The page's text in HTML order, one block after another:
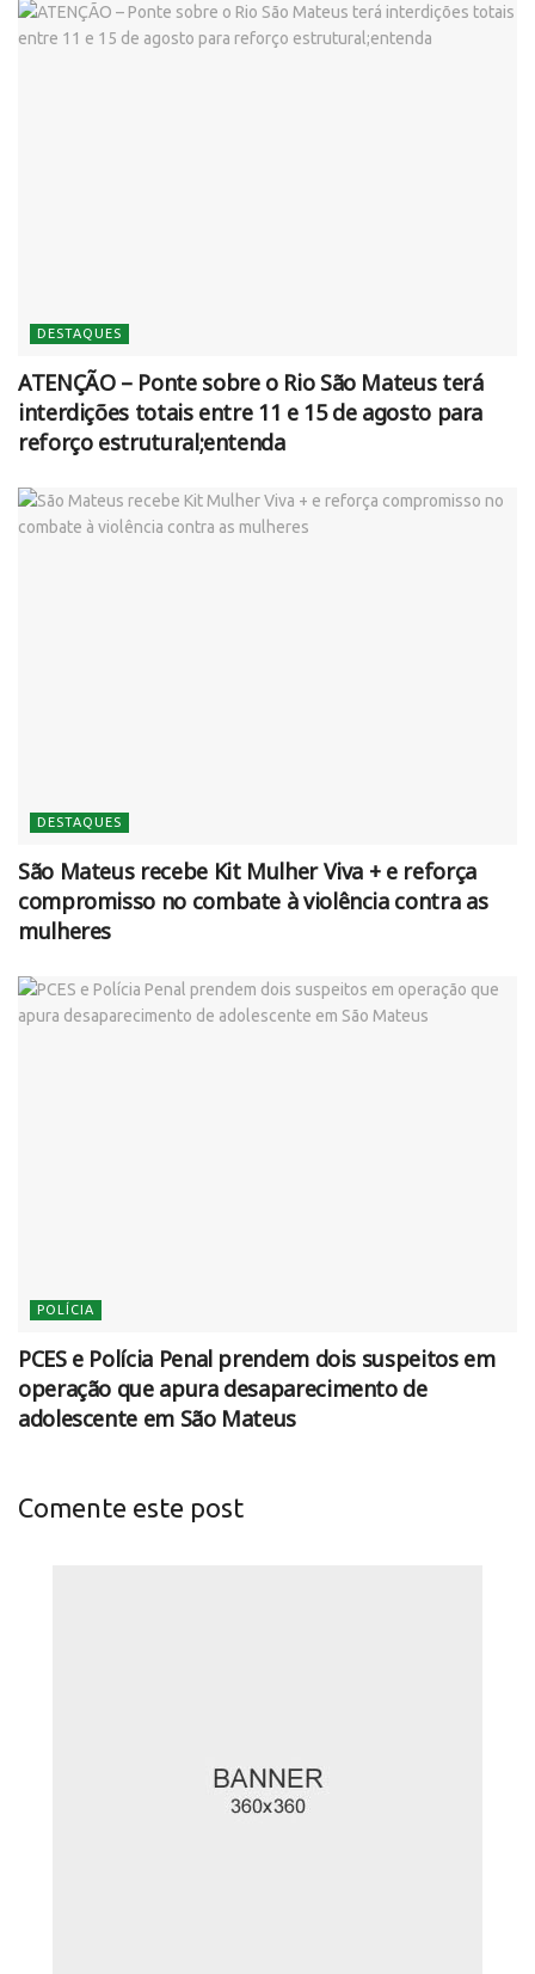
DESTAQUES
ATENÇÃO – Ponte sobre o Rio São Mateus terá
interdições totais entre 11 e 15 de agosto para
reforço estrutural;entenda
DESTAQUES
São Mateus recebe Kit Mulher Viva + e reforça
compromisso no combate à violência contra as
mulheres
POLÍCIA
PCES e Polícia Penal prendem dois suspeitos em
operação que apura desaparecimento de
adolescente em São Mateus
Comente este post